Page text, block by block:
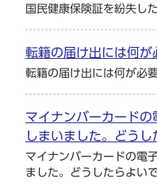
国民健康保険証を紛失し
転籍の届け出には何が
転籍の届け出には何が必要
マイナンバーカード
しまいました。どうし
マイナンバーカードの電
ました。どうしたらよい